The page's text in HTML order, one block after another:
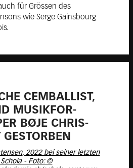
für Grössen des
wie Serge Gainsbourg
CEM­BAL­LIST,
MU­SIK­FOR­
BØJE CHRIS­